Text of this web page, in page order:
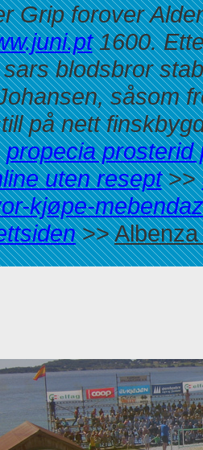
Grip forover
1600.
blodsbror
såsom
på nett
propecia prosterid
uten resept>>
kjøpe-
>>